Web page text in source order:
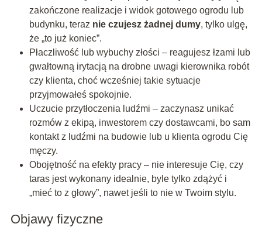
zakończone realizacje i widok gotowego ogrodu lub
budynku, teraz nie czujesz żadnej dumy, tylko ulgę,
że „to już koniec”.
Płaczliwość lub wybuchy złości – reagujesz łzami lub
gwałtowną irytacją na drobne uwagi kierownika robót
czy klienta, choć wcześniej takie sytuacje
przyjmowałeś spokojnie.
Uczucie przytłoczenia ludźmi – zaczynasz unikać
rozmów z ekipą, inwestorem czy dostawcami, bo sam
kontakt z ludźmi na budowie lub u klienta ogrodu Cię
męczy.
Obojętność na efekty pracy – nie interesuje Cię, czy
taras jest wykonany idealnie, byle tylko zdążyć i
„mieć to z głowy”, nawet jeśli to nie w Twoim stylu.
Objawy fizyczne